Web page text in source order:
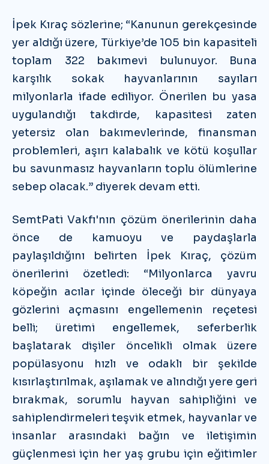
İpek Kıraç sözlerine; “Kanunun gerekçesinde
yer aldığı üzere, Türkiye’de 105 bin kapasiteli
toplam 322 bakımevi bulunuyor. Buna
karşılık sokak hayvanlarının sayıları
milyonlarla ifade ediliyor. Önerilen bu yasa
uygulandığı takdirde, kapasitesi zaten
yetersiz olan bakımevlerinde, finansman
problemleri, aşırı kalabalık ve kötü koşullar
bu savunmasız hayvanların toplu ölümlerine
sebep olacak.” diyerek devam etti.
SemtPati Vakfı'nın çözüm önerilerinin daha
önce de kamuoyu ve paydaşlarla
paylaşıldığını belirten İpek Kıraç, çözüm
önerilerini özetledi: “Milyonlarca yavru
köpeğin acılar içinde öleceği bir dünyaya
gözlerini açmasını engellemenin reçetesi
belli; üretimi engellemek, seferberlik
başlatarak dişiler öncelikli olmak üzere
popülasyonu hızlı ve odaklı bir şekilde
kısırlaştırılmak, aşılamak ve alındığı yere geri
bırakmak, sorumlu hayvan sahipliğini ve
sahiplendirmeleri teşvik etmek, hayvanlar ve
insanlar arasındaki bağın ve iletişimin
güçlenmesi için her yaş grubu için eğitimler